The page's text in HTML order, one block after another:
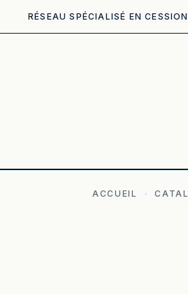
RÉSEAU SPÉCIALISÉ EN
ACCUEIL ·